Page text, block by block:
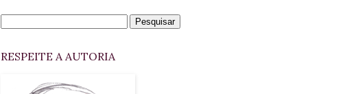
RESPEITE A AUTORIA